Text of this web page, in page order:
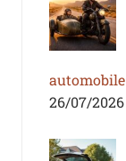
automobile
26/07/2026